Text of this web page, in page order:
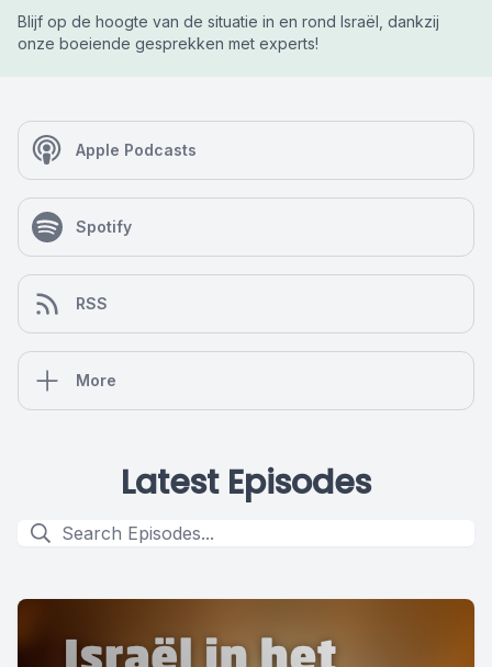
Blijf op de hoogte van de situatie in en rond Israël, dankzij
onze boeiende gesprekken met experts!
Apple Podcasts
Spotify
RSS
More
Latest Episodes